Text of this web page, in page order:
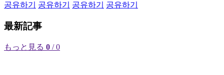
공유하기
공유하기 공유하기 공유하기
最新記事
もっと見る 0 / 0